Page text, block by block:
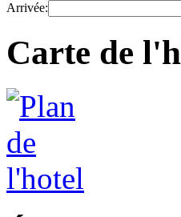
Arrivée:
Carte de